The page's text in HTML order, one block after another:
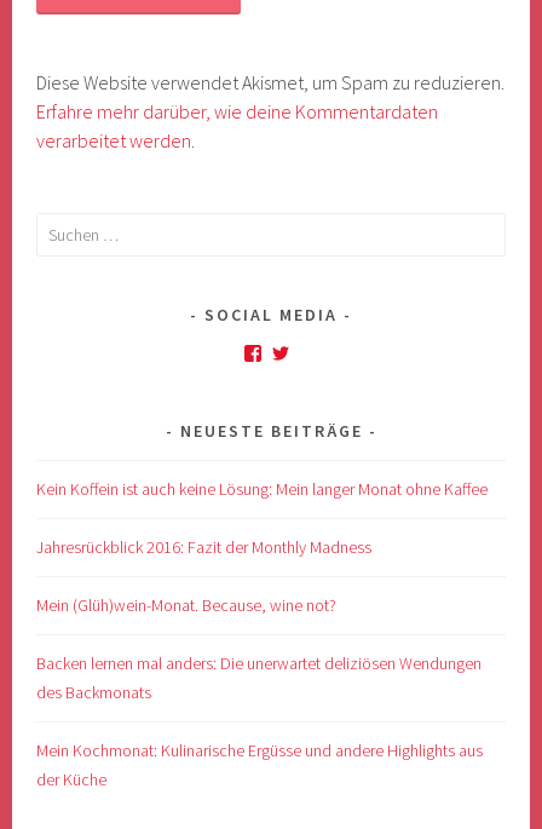
Diese Website verwendet Akismet, um Spam zu reduzieren.
Erfahre mehr darüber, wie deine Kommentardaten
verarbeitet werden
Suchen
SOCIAL MEDIA
Profil
Facebook
Twitter
NEUESTE BEITRÄGE
Kein Koffein ist auch keine Lösung: Mein langer Monat ohne Kaffee
Jahresrückblick 2016: Fazit der Monthly Madness
Mein (Glüh)wein-Monat. Because, wine not?
Backen lernen mal anders: Die unerwartet deliziösen Wendungen
des Backmonats
Mein Kochmonat: Kulinarische Ergüsse und andere Highlights aus
der Küche